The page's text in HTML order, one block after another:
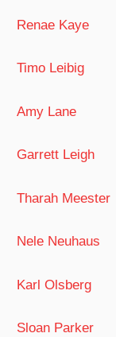
Renae Kaye
Timo Leibig
Amy Lane
Garrett Leigh
Tharah Meester
Nele Neuhaus
Karl Olsberg
Sloan Parker